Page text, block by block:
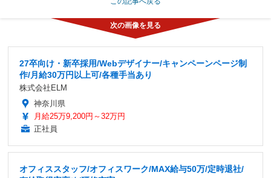
27卒向け・新卒採用/Webデザイナー/キャンペーンページ制
作/月給30万円以上可/各種手当あり
株式会社ELM
神奈川県
月給25万9,200円～32万円
正社員
オフィススタッフ/オフィスワーク/MAX給与50万/定時退社/